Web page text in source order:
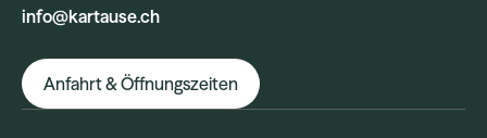
info@kartause.ch
Anfahrt & Öffnungszeiten